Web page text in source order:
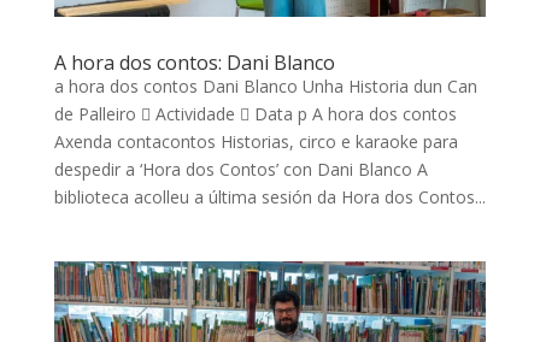
A hora dos contos: Dani Blanco
a hora dos contos Dani Blanco Unha Historia dun Can
de Palleiro  Actividade  Data p A hora dos contos
Axenda contacontos Historias, circo e karaoke para
despedir a ‘Hora dos Contos’ con Dani Blanco A
biblioteca acolleu a última sesión da Hora dos Contos...